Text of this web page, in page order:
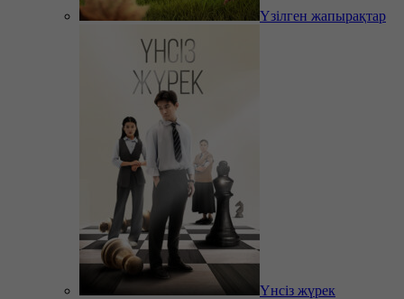
Үзілген жапырақтар
Үнсіз жүрек